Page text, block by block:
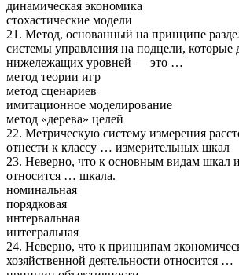
динамическая экономика
стохастические модели
21. Метод, основанный на принципе
системы управления на подцели, которые
нижележащих уровней — это …
метод теории игр
метод сценариев
имитационное моделирование
метод «дерева» целей
22. Метрическую систему измерения
отнести к классу … измерительных шкал
23. Неверно, что к основным видам шкал
относится … шкала.
номинальная
порядковая
интервальная
интегральная
24. Неверно, что к принципам
хозяйственной деятельности относится …